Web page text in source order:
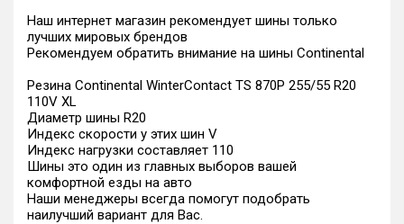
Наш интернет магазин рекомендует шины только
лучших мировых брендов
Рекомендуем обратить внимание на шины Continental
Резина Continental WinterContact TS 870P 255/55 R20
110V XL
Диаметр шины R20
Индекс скорости у этих шин V
Индекс нагрузки составляет 110
Шины это один из главных выборов вашей
комфортной езды на авто
Наши менеджеры всегда помогут подобрать
наилучший вариант для Вас.